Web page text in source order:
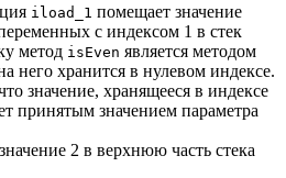
iload_1 помещает значение
с индексом 1 в стек
метод isEven является методом
него хранится в нулевом индексе.
значение, хранящееся в индексе
принятым значением параметра
2 в верхнюю часть стека